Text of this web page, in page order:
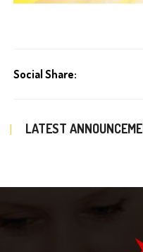
Social Share:
LATEST